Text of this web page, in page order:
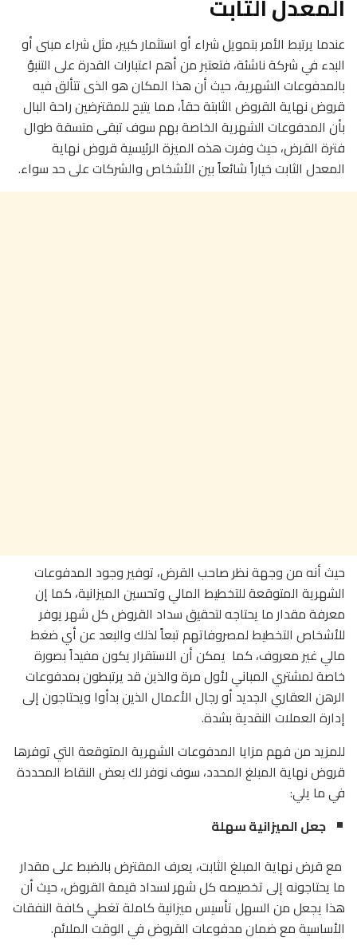
المعدل الثابت
عندما يرتبط الأمر بتمويل شراء أو استثمار كبير، مثل شراء مبنى أو
البدء في شركة ناشئة، فتعتبر من أهم اعتبارات القدرة على التنبؤ
بالمدفوعات الشهرية، حيث أن هذا المكان هو الذى تتألق فيه
قروض نهاية القروض الثابتة حقاً، مما يتيح للمقترضين راحة البال
بأن المدفوعات الشهرية الخاصة بهم سوف تبقى متسقة طوال
فترة القرض، حيث وفرت هذه الميزة الرئيسية قروض نهاية
المعدل الثابت خياراً شائعاً بين الأشخاص والشركات على حد سواء.
حيث أنه من وجهة نظر صاحب القرض، توفير وجود المدفوعات
الشهرية المتوقعة للتخطيط المالي وتحسين الميزانية، كما إن
معرفة مقدار ما يحتاجه لتحقيق سداد القروض كل شهر يوفر
للأشخاص التخطيط لمصروفاتهم تبعاً لذلك والبعد عن أي ضغط
مالي غير معروف، كما يمكن أن الاستقرار يكون مفيداً بصورة
خاصة لمشتري المباني لأول مرة والذين قد يرتبطون بمدفوعات
الرهن العقاري الجديد أو رجال الأعمال الذين بدأوا ويحتاجون إلى
إدارة العملات النقدية بشدة.
للمزيد من فهم مزايا المدفوعات الشهرية المتوقعة التي توفرها
قروض نهاية المبلغ المحدد، سوف نوفر لك بعض النقاط المحددة
في ما يلي:
جعل الميزانية سهلة
مع قرض نهاية المبلغ الثابت، يعرف المقترض بالضبط على مقدار
ما يحتاجونه إلى تخصيصه كل شهر لسداد قيمة القروض، حيث أن
هذا يجعل من السهل تأسيس ميزانية كاملة تغطي كافة النفقات
الأساسية مع ضمان مدفوعات القروض في الوقت الملائم.